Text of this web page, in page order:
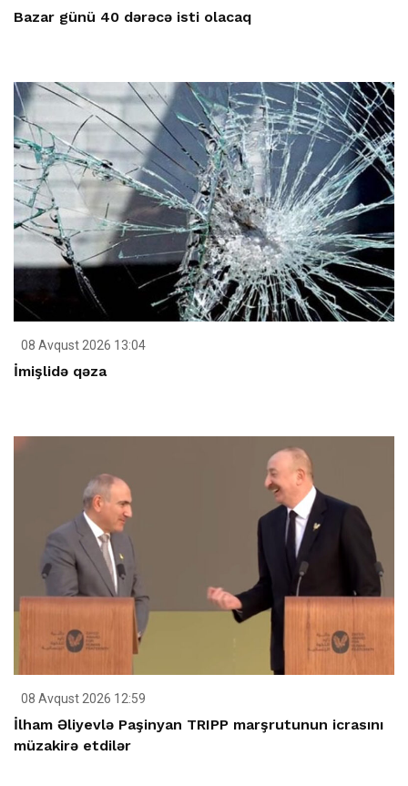
Bazar günü 40 dərəcə isti olacaq
08 Avqust 2026 13:04
İmişlidə qəza
08 Avqust 2026 12:59
İlham Əliyevlə Paşinyan TRIPP marşrutunun icrasını
müzakirə etdilər